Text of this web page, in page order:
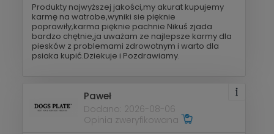
Produkty najwyższej jakości,my akurat kupujemy
karmę na watrobe,wyniki sie pięknie
poprawiły,karma pięknie pachnie Nikuś zjada
bardzo chętnie,ja uważam ze najlepsze karmy dla
piesków z problemami zdrowotnym i warto dla
psiaka kupić.Dziekuje i Pozdrawiamy.
Paweł
Dodano: 2026-08-06
Opinia zweryfikowana